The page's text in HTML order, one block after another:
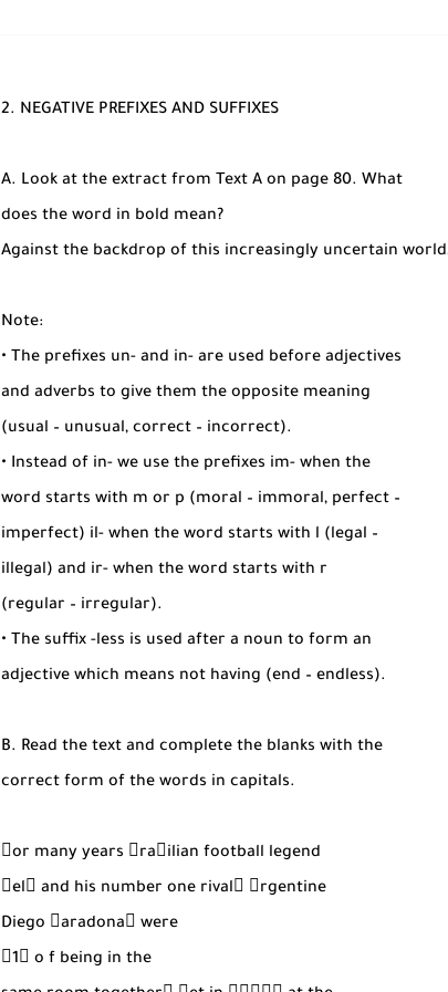
2. NEGATIVE PREFIXES AND SUFFIXES
A. Look at the extract from Text A on page 80. What
does the word in bold mean?
Against the backdrop of this increasingly uncertain
Note:
• The prefixes un- and in- are used before adjectives
and adverbs to give them the opposite meaning
(usual – unusual, correct – incorrect).
• Instead of in- we use the prefixes im- when the
word starts with m or p (moral – immoral, perfect –
imperfect) il- when the word starts with l (legal –
illegal) and ir- when the word starts with r
(regular – irregular).
• The suffix -less is used after a noun to form an
adjective which means not having (end – endless).
B. Read the text and complete the blanks with the
correct form of the words in capitals.
􀀩or many years 􀀥ra􀁝ilian football legend
􀀳el􀃔 and his number one rival􀀏 􀀤rgentine
Diego 􀀰aradona􀀏 were
􀀋1􀀌 o f being in the